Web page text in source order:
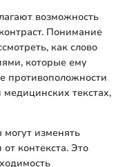
возможность
Понимание
как слово
которые ему
противоположности
текстах,
изменять
контекста. Это